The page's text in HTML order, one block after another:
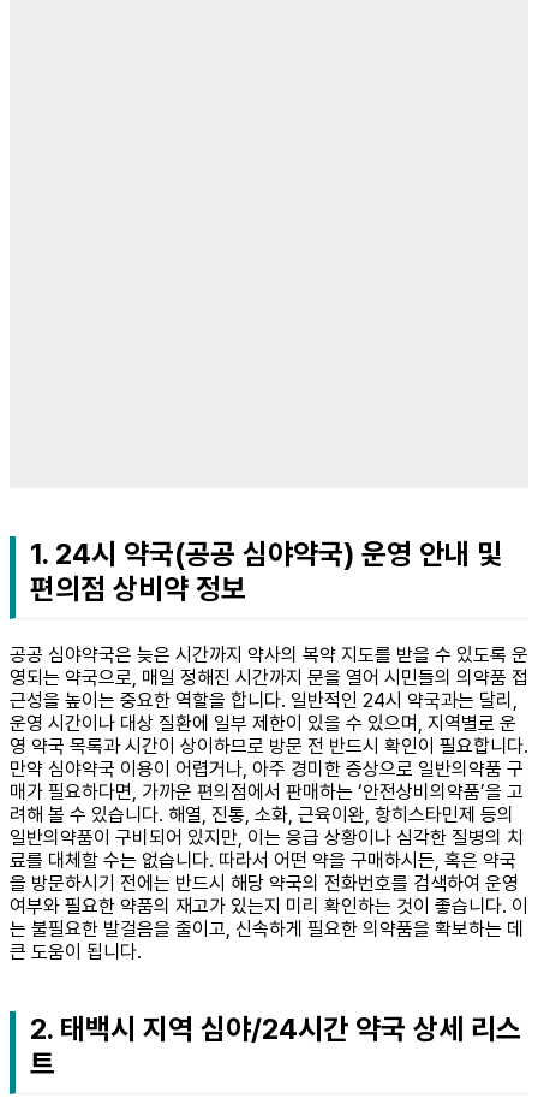
1. 24시 약국(공공 심야약국) 운영 안내 및
편의점 상비약 정보
공공 심야약국은 늦은 시간까지 약사의 복약 지도를 받을 수 있도록 운
영되는 약국으로, 매일 정해진 시간까지 문을 열어 시민들의 의약품 접
근성을 높이는 중요한 역할을 합니다. 일반적인 24시 약국과는 달리,
운영 시간이나 대상 질환에 일부 제한이 있을 수 있으며, 지역별로 운
영 약국 목록과 시간이 상이하므로 방문 전 반드시 확인이 필요합니다.
만약 심야약국 이용이 어렵거나, 아주 경미한 증상으로 일반의약품 구
매가 필요하다면, 가까운 편의점에서 판매하는 ‘안전상비의약품’을 고
려해 볼 수 있습니다. 해열, 진통, 소화, 근육이완, 항히스타민제 등의
일반의약품이 구비되어 있지만, 이는 응급 상황이나 심각한 질병의 치
료를 대체할 수는 없습니다. 따라서 어떤 약을 구매하시든, 혹은 약국
을 방문하시기 전에는 반드시 해당 약국의 전화번호를 검색하여 운영
여부와 필요한 약품의 재고가 있는지 미리 확인하는 것이 좋습니다. 이
는 불필요한 발걸음을 줄이고, 신속하게 필요한 의약품을 확보하는 데
큰 도움이 됩니다.
2. 태백시 지역 심야/24시간 약국 상세 리스
트